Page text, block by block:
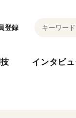
登録
インタビ